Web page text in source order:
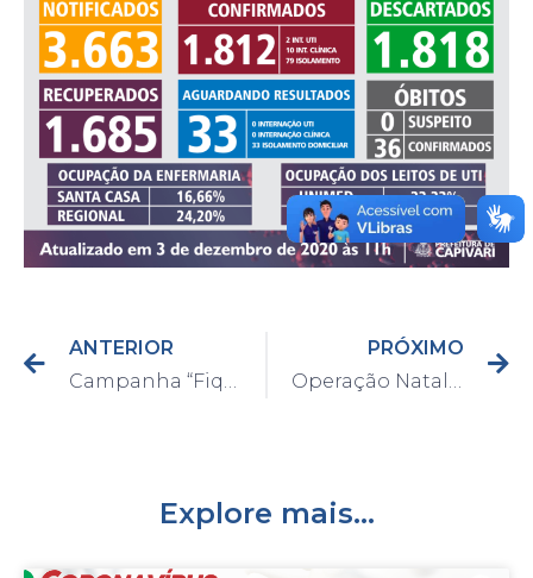
ANTERIOR
Campanha “Fique Sabendo” acontece em Capivari até o dia 7 de dezembro
PRÓXIMO
Operação Natal Seguro acontece dos dias 1 a 24 de dezembro em Capivari
Explore mais...